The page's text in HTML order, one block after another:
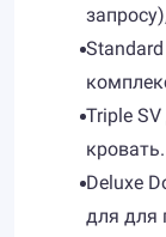
Triple
кровать.
Deluxe
для для